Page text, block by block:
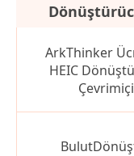
ArkThinker
HEIC
Çevrimiçi